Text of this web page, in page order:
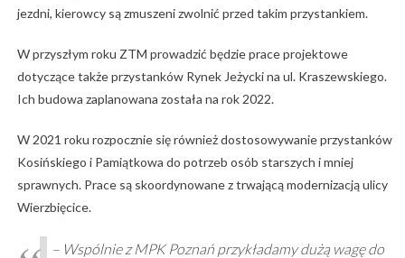
jezdni, kierowcy są zmuszeni zwolnić przed takim przystankiem.
W przyszłym roku ZTM prowadzić będzie prace projektowe
dotyczące także przystanków Rynek Jeżycki na ul. Kraszewskiego.
Ich budowa zaplanowana została na rok 2022.
W 2021 roku rozpocznie się również dostosowywanie przystanków
Kosińskiego i Pamiątkowa do potrzeb osób starszych i mniej
sprawnych. Prace są skoordynowane z trwającą modernizacją ulicy
Wierzbięcice.
– Wspólnie z MPK Poznań przykładamy dużą wagę do